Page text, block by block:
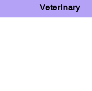
Veterinary